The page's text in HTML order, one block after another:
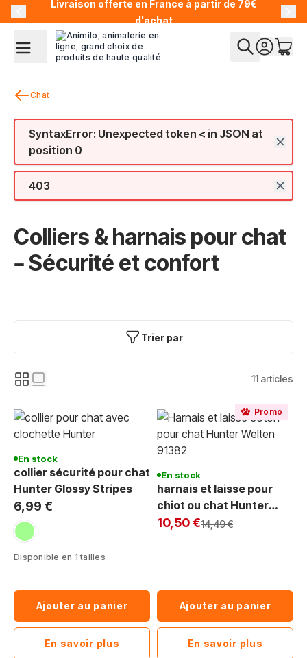
Allez au contenuLivraison offerte en France à partir de 79€
d'achat
Chat
SyntaxError: Unexpected token < in JSON at
position 0
403
Colliers & harnais pour chat
– Sécurité et confort
Trier par
11 articles
En stock
collier sécurité pour chat
Hunter Glossy Stripes
6,99 €
vert clair
Disponible en 1 tailles
Ajouter au panier
En savoir plus
Promo
En stock
harnais et laisse pour
chiot ou chat Hunter
91382 Welpen coton
Exclu Web
10,50 €Prix normal
14,49 €
Ajouter au panier
En savoir plus